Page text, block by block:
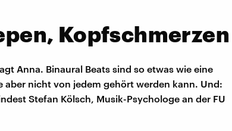
Kopfschmerzen
Anna. Binaural Beats sind so etwas wie eine
aber nicht von jedem gehört werden kann. Und:
Stefan Kölsch, Musik-Psychologe an der FU